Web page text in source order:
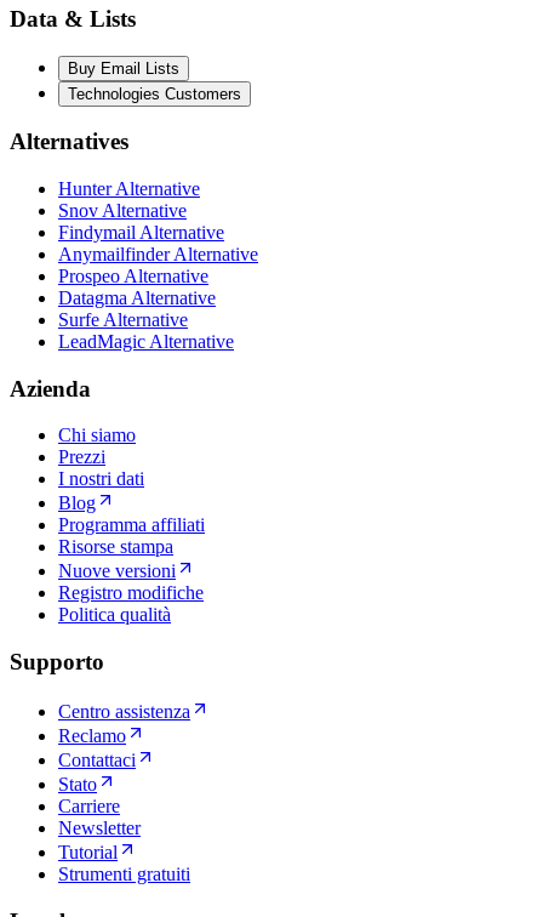
Data & Lists
Buy Email Lists
Technologies Customers
Alternatives
Hunter Alternative
Snov Alternative
Findymail Alternative
Anymailfinder Alternative
Prospeo Alternative
Datagma Alternative
Surfe Alternative
LeadMagic Alternative
Azienda
Chi siamo
Prezzi
I nostri dati
Blog
Programma affiliati
Risorse stampa
Nuove versioni
Registro modifiche
Politica qualità
Supporto
Centro assistenza
Reclamo
Contattaci
Stato
Carriere
Newsletter
Tutorial
Strumenti gratuiti